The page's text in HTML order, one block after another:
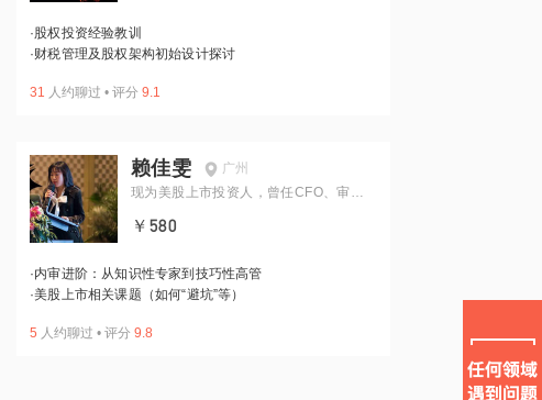
·股权投资经验教训
·财税管理及股权架构初始设计探讨
31 人约聊过 • 评分 9.1
赖佳雯
广州
现为美股上市投资人，曾任CFO、审计
￥580
·内审进阶：从知识性专家到技巧性高管
·美股上市相关课题（如何“避坑”等）
5 人约聊过 • 评分 9.8